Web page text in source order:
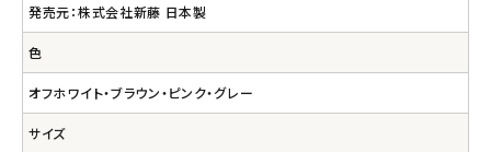
発売元：株式会社新藤 日本製
色
オフホワイト・ブラウン・ピンク・グレー
サイズ